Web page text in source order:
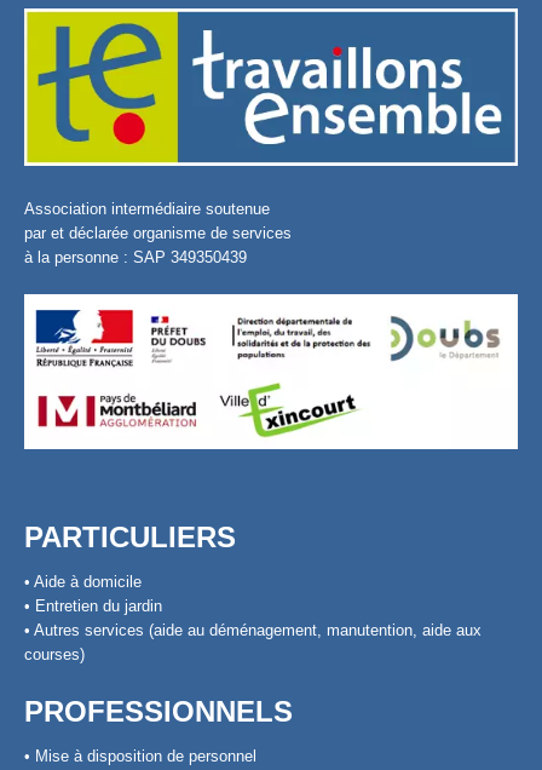
Association intermédiaire soutenue
par et déclarée organisme de services
à la personne : SAP 349350439
PARTICULIERS
• Aide à domicile
• Entretien du jardin
• Autres services (aide au déménagement, manutention, aide aux
courses)
PROFESSIONNELS
• Mise à disposition de personnel